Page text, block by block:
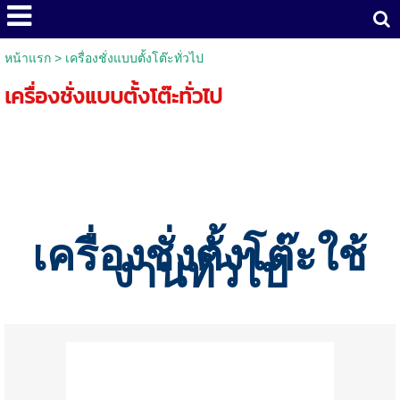
หน้าแรก> เครื่องชั่งแบบตั้งโต๊ะทั่วไป
เครื่องชั่งแบบตั้งโต๊ะทั่วไป
เครื่องชั่งตั้งโต๊ะใช้
งานทั่วไป